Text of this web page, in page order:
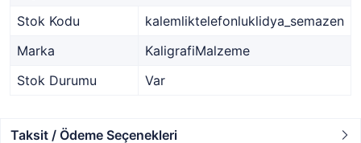
Stok Kodu
kalemliktelefonluklidya_semazen
Marka
KaligrafiMalzeme
Stok Durumu
Var
Taksit / Ödeme Seçenekleri